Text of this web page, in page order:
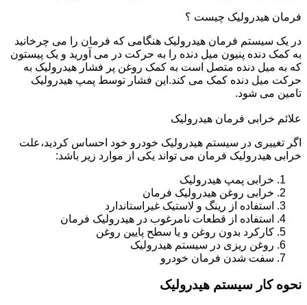
فرمان هیدرولیک چیست ؟
در یک سیستم فرمان هیدرولیک هنگامی که فرمان را می چرخانید
به کمک دنده پنیون میل دنده را به حرکت در می آورید و یک پیستون
که به میل دنده متصل است به کمک روغن پر فشار هیدرولیک به
حرکت میل دنده کمک می کند.این فشار توسط پمپ هیدرولیک
تامین می شود.
علائم خرابی فرمان هیدرولیک
اگر تغییری در سیستم هیدرولیک خودرو خود احساس کردید،علت
خرابی هیدرولیک فرمان می تواند یکی از موارد زیر باشد:
خرابی پمپ هیدرولیک
خرابی روغن هیدرولیک فرمان
استفاده از رینگ و لاستیک غیراستاندارد
استفاده از قطعات نامرغوب در هیدرولیک فرمان
کارکرد بدون روغن و یا سطح پایین روغن
روغن ریزی در سیستم هیدرولیک
سفت شدن فرمان خودرو
نحوه کار سیستم هیدرولیک